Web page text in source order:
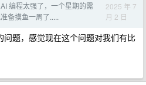
AI 编程太强了，一个星期的需
备摸鱼一周了.....
2025 年 7
月 2 日
题，感觉现在这个问题对我们有比